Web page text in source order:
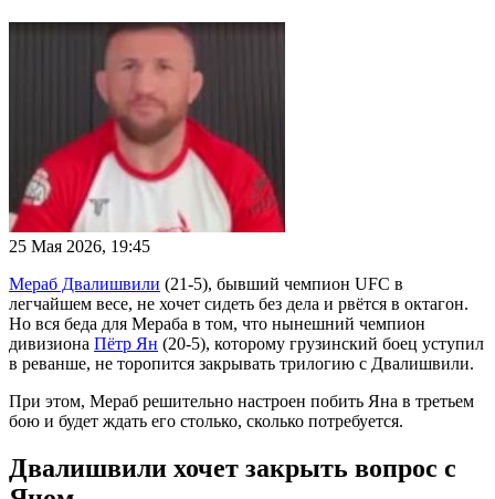
25 Мая 2026, 19:45
Мераб Двалишвили (21-5), бывший чемпион UFC в
легчайшем весе, не хочет сидеть без дела и рвётся в октагон.
Но вся беда для Мераба в том, что нынешний чемпион
дивизиона Пётр Ян (20-5), которому грузинский боец уступил
в реванше, не торопится закрывать трилогию с Двалишвили.
При этом, Мераб решительно настроен побить Яна в третьем
бою и будет ждать его столько, сколько потребуется.
Двалишвили хочет закрыть вопрос с